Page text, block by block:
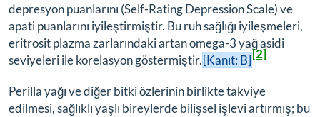
depresyon puanlarını (Self-Rating Depression Scale) ve
apati puanlarını iyileştirmiştir. Bu ruh sağlığı iyileşmeleri,
eritrosit plazma zarlarındaki artan omega-3 yağ asidi
seviyeleri ile korelasyon göstermiştir.[Kanıt: B][2]
Perilla yağı ve diğer bitki özlerinin birlikte takviye
edilmesi, sağlıklı yaşlı bireylerde bilişsel işlevi artırmış; bu